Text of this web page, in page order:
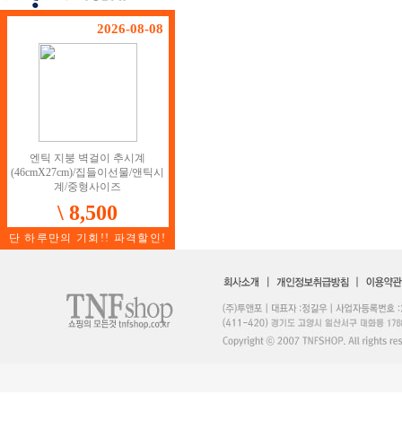
2026-08-08
엔틱 지붕 벽걸이 추시계
(46cmX27cm)/집들이선물/앤틱시
계/중형사이즈
\ 8,500
단 하루만의 기회!! 파격할인!